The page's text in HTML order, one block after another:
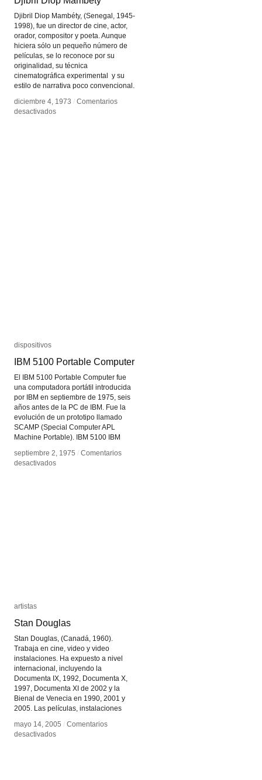
Djibril Diop Mambéty, (Senegal, 1945-
1998), fue un director de cine, actor,
orador, compositor y poeta. Aunque
hiciera sólo un pequeño número de
películas, se lo reconoce por su
originalidad, su técnica
cinematográfica experimental y su
estilo de narrativa poco convencional.
diciembre 4, 1973 / Comentarios
desactivadosen
diciembre 4, 1973 / Comentarios
desactivadosen
dispositivos
IBM 5100 Portable Computer
El IBM 5100 Portable Computer fue
una computadora portátil introducida
por IBM en septiembre de 1975, seis
años antes de la PC de IBM. Fue la
evolución de un prototipo llamado
SCAMP (Special Computer APL
Machine Portable). IBM 5100 IBM
septiembre 2, 1975 / Comentarios
desactivadosen
dispositivos
IBM 5100 Portable Computer
septiembre 2, 1975 / Comentarios
desactivadosen
artistas
Stan Douglas
Stan Douglas, (Canadá, 1960).
Trabaja en cine, video y video
instalaciones. Ha expuesto a nivel
internacional, incluyendo la
Documenta IX, 1992, Documenta X,
1997, Documenta XI de 2002 y la
Bienal de Venecia en 1990, 2001 y
2005. Las películas, instalaciones
mayo 14, 2005 / Comentarios
desactivadosen
artistas
Stan Douglas
mayo 14, 2005 / Comentarios
desactivadosen